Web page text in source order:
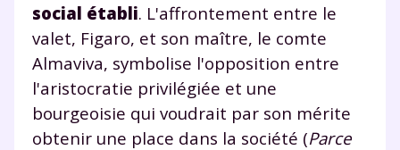
social établi. L'affrontement entre le
valet, Figaro, et son maître, le comte
Almaviva, symbolise l'opposition entre
l'aristocratie privilégiée et une
bourgeoisie qui voudrait par son mérite
obtenir une place dans la société (Parce